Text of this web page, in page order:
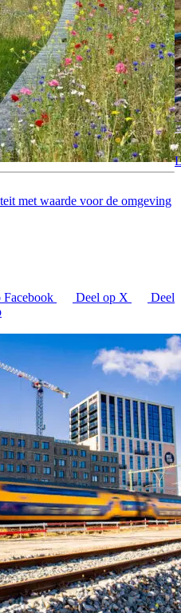
met waarde voor de omgeving
Facebook Deel op X
Deel